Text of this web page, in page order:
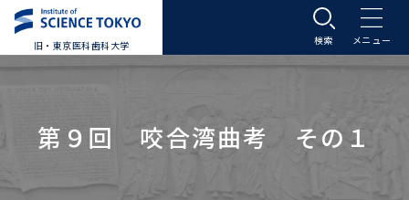
旧・東京医科歯科大学
大学案内トップ
学長メッセージ
入学案内
入学案内トップ
学生生活
第９回 咬合湾曲考 その１